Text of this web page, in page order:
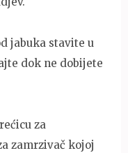
jabuka stavite u
dok ne dobijete
za
zamrzivač kojoj